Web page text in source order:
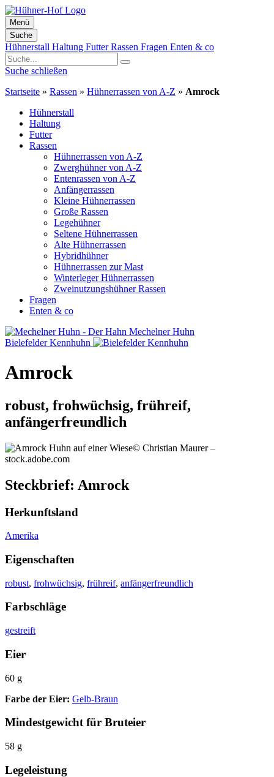
Menü
Suche
Zum
Inhalt
springen
Hühnerstall Haltung FutterRassen Fragen Enten & co
Suche schließen
Startseite » Rassen » Hühnerrassen von A-Z » Amrock
Hühnerstall
Haltung
Futter
Rassen
Hühnerrassen von A-Z
Zwerghühner von A-Z
Entenrassen von A-Z
Anfängerrassen
Kleine Hühnerrassen
Große Rassen
Legehühner
Seltene Hühnerrassen
Alte Hühnerrassen
Hybridhühner
Hühnerrassen zur Mast
Winterleger Hühnerrassen
Zweinutzungshühner Rassen
Fragen
Enten & co
Mechelner Huhn
Bielefelder Kennhuhn
Amrock
robust, frohwüchsig, frühreif,
anfängerfreundlich
© Christian Maurer –
stock.adobe.com
Steckbrief: Amrock
Herkunftsland
Amerika
Eigenschaften
robust, frohwüchsig, frühreif, anfängerfreundlich
Farbschläge
gestreift
Eier
60 g
Farbe der Eier: Gelb-Braun
Mindestgewicht für Bruteier
58 g
Legeleistung